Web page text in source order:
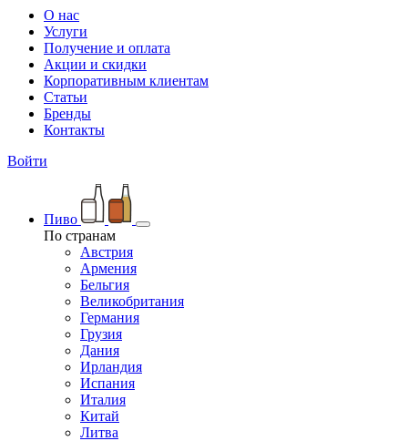
О нас
Услуги
Получение и оплата
Акции и скидки
Корпоративным клиентам
Статьи
Бренды
Контакты
Войти
Пиво
По странам
Австрия
Армения
Бельгия
Великобритания
Германия
Грузия
Дания
Ирландия
Испания
Италия
Китай
Литва